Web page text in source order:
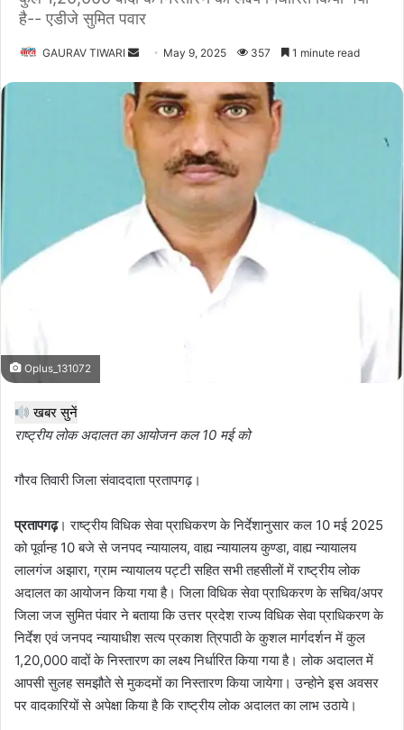
है-- एडीजे सुमित पवार
GAURAV TIWARI
Send
email
May 9, 2025 357 1 minute read
Oplus_131072
खबर सुनें
राष्ट्रीय लोक अदालत का आयोजन कल 10 मई को
गौरव तिवारी जिला संवाददाता प्रतापगढ़।
प्रतापगढ़। राष्ट्रीय विधिक सेवा प्राधिकरण के निर्देशानुसार कल 10 मई 2025
को पूर्वान्ह 10 बजे से जनपद न्यायालय, वाह्य न्यायालय कुण्डा, वाह्य न्यायालय
लालगंज अझारा, ग्राम न्यायालय पट्टी सहित सभी तहसीलों में राष्ट्रीय लोक
अदालत का आयोजन किया गया है। जिला विधिक सेवा प्राधिकरण के सचिव/अपर
जिला जज सुमित पंवार ने बताया कि उत्तर प्रदेश राज्य विधिक सेवा प्राधिकरण के
निर्देश एवं जनपद न्यायाधीश सत्य प्रकाश त्रिपाठी के कुशल मार्गदर्शन में कुल
1,20,000 वादों के निस्तारण का लक्ष्य निर्धारित किया गया है। लोक अदालत में
आपसी सुलह समझौते से मुकदमों का निस्तारण किया जायेगा। उन्होने इस अवसर
पर वादकारियों से अपेक्षा किया है कि राष्ट्रीय लोक अदालत का लाभ उठाये।